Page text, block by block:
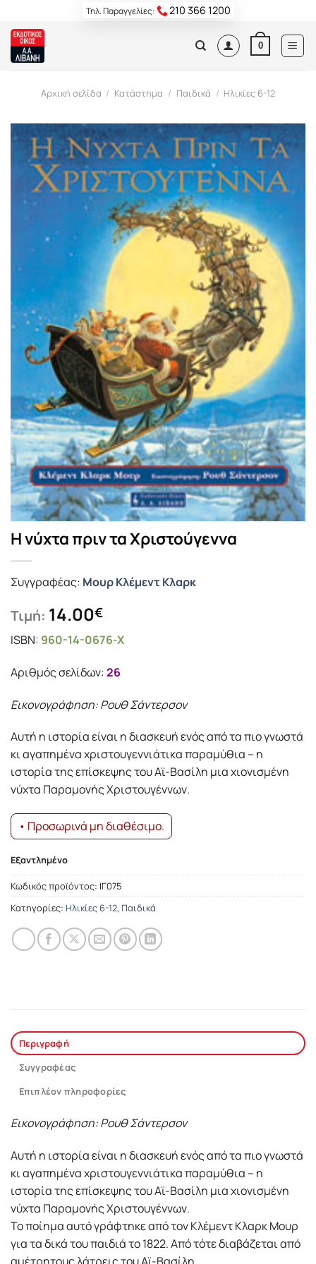
content
Τηλ. Παραγγελίες: 210 366 1200
0
Αρχική σελίδα / Κατάστημα / Παιδικά / Ηλικίες 6-12
Η νύχτα πριν τα Χριστούγεννα
Συγγραφέας: Μουρ Κλέμεντ Κλαρκ
Τιμή: 14.00€
ISBN: 960-14-0676-X
Αριθμός σελίδων:26
Εικονογράφηση: Ρουθ Σάντερσον
Αυτή η ιστορία είναι η διασκευή ενός από τα πιο γνωστά
κι αγαπημένα χριστουγεννιάτικα παραμύθια – η
ιστορία της επίσκεψης του Αϊ-Βασίλη μια χιονισμένη
νύχτα Παραμονής Χριστουγέννων.
• Προσωρινά μη διαθέσιμο.
Εξαντλημένο
Κωδικός προϊόντος: ΙΓ075
Κατηγορίες: Ηλικίες 6-12, Παιδικά
Περιγραφή
Συγγραφέας
Επιπλέον πληροφορίες
Εικονογράφηση: Ρουθ Σάντερσον
Αυτή η ιστορία είναι η διασκευή ενός από τα πιο γνωστά
κι αγαπημένα χριστουγεννιάτικα παραμύθια – η
ιστορία της επίσκεψης του Αϊ-Βασίλη μια χιονισμένη
νύχτα Παραμονής Χριστουγέννων.
Το ποίημα αυτό γράφτηκε από τον Κλέμεντ Κλαρκ Μουρ
για τα δικά του παιδιά το 1822. Από τότε διαβάζεται από